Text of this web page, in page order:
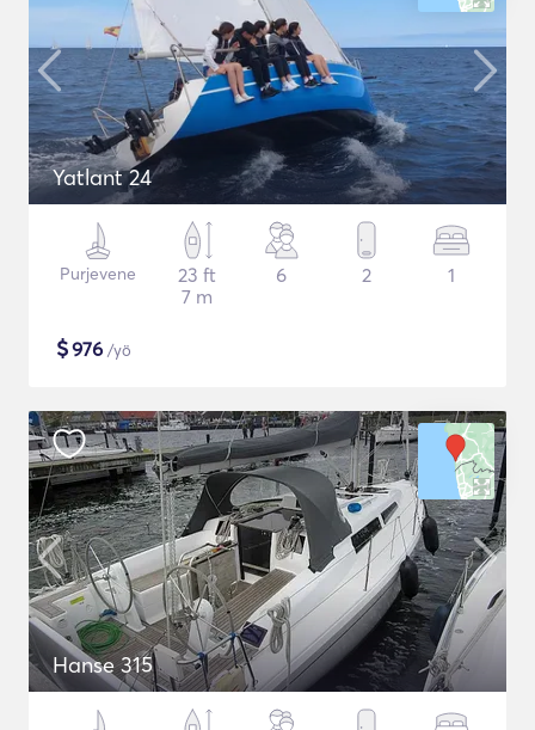
Yatlant 24
Purjevene
23 ft
7 m
6 2 1
$976 /yö
Hanse 315